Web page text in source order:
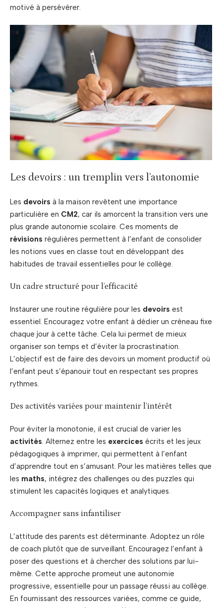
motivé à persévérer.
Les devoirs : un tremplin vers l’autonomie
Les devoirs à la maison revêtent une importance
particulière en CM2, car ils amorcent la transition vers une
plus grande autonomie scolaire. Ces moments de
révisions régulières permettent à l’enfant de consolider
les notions vues en classe tout en développant des
habitudes de travail essentielles pour le collège.
Un cadre structuré pour l’efficacité
Instaurer une routine régulière pour les devoirs est
essentiel. Encouragez votre enfant à dédier un créneau fixe
chaque jour à cette tâche. Cela lui permet de mieux
organiser son temps et d’éviter la procrastination.
L’objectif est de faire des devoirs un moment productif où
l’enfant peut s’épanouir tout en respectant ses propres
rythmes.
Des activités variées pour maintenir l’intérêt
Pour éviter la monotonie, il est crucial de varier les
activités. Alternez entre les exercices écrits et les jeux
pédagogiques à imprimer, qui permettent à l’enfant
d’apprendre tout en s’amusant. Pour les matières telles que
les maths, intégrez des challenges ou des puzzles qui
stimulent les capacités logiques et analytiques.
Accompagner sans infantiliser
L’attitude des parents est déterminante. Adoptez un rôle
de coach plutôt que de surveillant. Encouragez l’enfant à
poser des questions et à chercher des solutions par lui-
même. Cette approche promeut une autonomie
progressive, essentielle pour un passage réussi au collège.
En fournissant des ressources variées, comme ce guide,